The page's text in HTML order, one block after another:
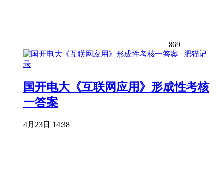
869
国开电大《互联网应用》形成性考核
一答案
4月23日 14:38